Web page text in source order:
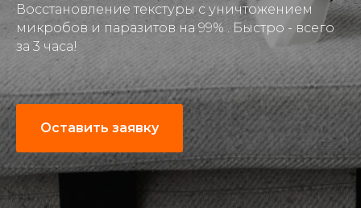
Восстановление текстуры с уничтожением
микробов и паразитов на 99% . Быстро - всего
за 3 часа!
Оставить заявку